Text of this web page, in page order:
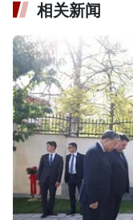
相关新闻